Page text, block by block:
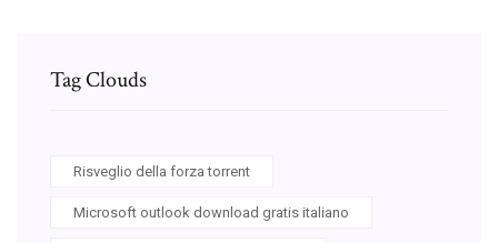
Tag Clouds
Risveglio della forza torrent
Microsoft outlook download gratis italiano